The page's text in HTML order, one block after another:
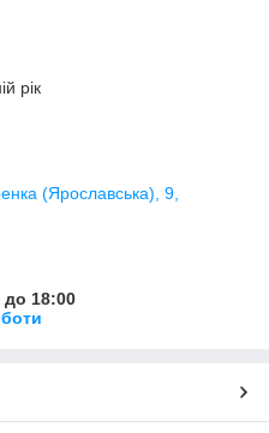
рік
(Ярославська), 9,
до 18:00